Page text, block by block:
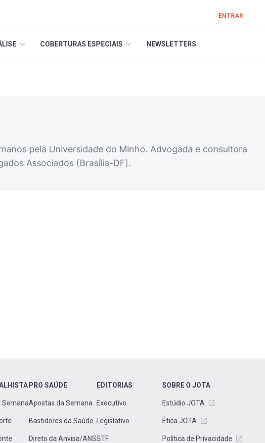
ENTRAR
COBERTURAS ESPECIAIS NEWSLETTERS
pela Universidade do Minho. Advogada e consultora
Associados (Brasília-DF).
Semana
PRO SAÚDE
Apostas da Semana
Bastidores da Saúde
Direto da Anvisa/ANS
EDITORIAS
Executivo
Legislativo
STF
SOBRE O JOTA
Estúdio JOTA
Ética JOTA
Política de Privacidade